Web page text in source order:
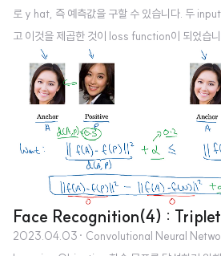
로 y hat, 즉 예측값을 구할 수 있습니다. 두
고 이것을 제곱한 것이 loss function이 되었습
nction의 값에 따라서 일정 기준(threshold)가
는 1로 예측합니다. 여기서 0과 1은 각각 동일 인
합니다. 두 output의 차 대신 카이제곱 분포를 사
output의 차에 weight를 곱하고 bias를 더한
사용하게 되면 0 또는 1의 y hat을 얻을 수 있게
Face Recognition(4) :
2023.04.03 · Convolutional Neural